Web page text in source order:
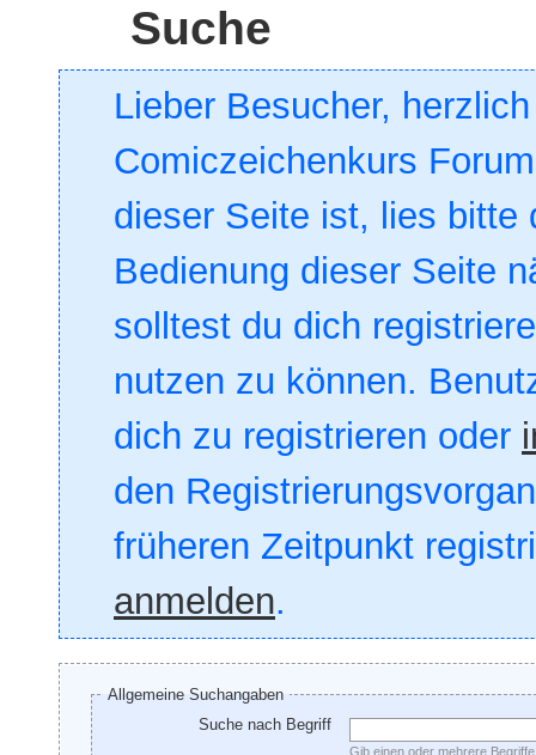
Suche
Lieber Besucher,
Comiczeichenkurs
dieser Seite ist, lies bitte
Bedienung dieser Seite
solltest du dich
nutzen zu können.
dich zu registrieren oder
den
früheren Zeitpunkt
anmelden.
Allgemeine Suchangaben
Suche nach Begriff
Gib einen oder mehrere